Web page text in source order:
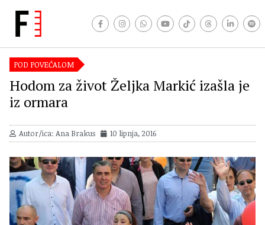
POD POVEĆALOM
Hodom za život Željka Markić izašla je
iz ormara
Autor/ica: Ana Brakus 10 lipnja, 2016